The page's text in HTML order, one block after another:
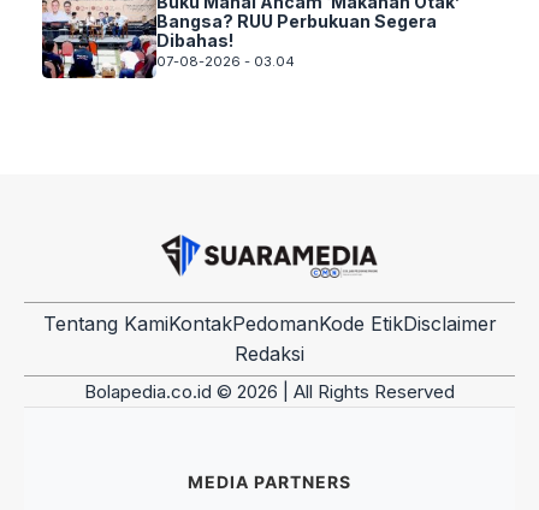
Bangsa? RUU Perbukuan Segera
Dibahas!
07-08-2026 - 03.04
Tentang KamiKontakPedomanKode EtikDisclaimer
Redaksi
Bolapedia.co.id © 2026 | All Rights Reserved
MEDIA PARTNERS